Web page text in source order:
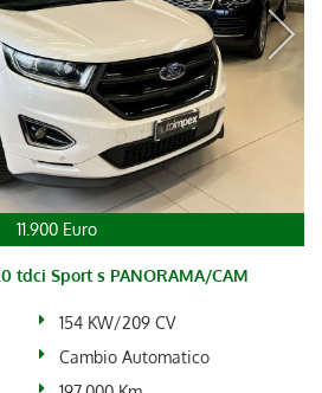
11.900 Euro
tdci Sport s PANORAMA/CAM
154 KW/209 CV
Cambio Automatico